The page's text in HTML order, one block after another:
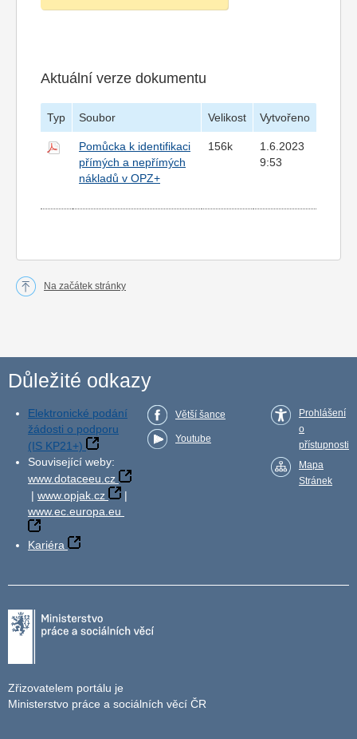
Aktuální verze dokumentu
Typ Soubor Velikost Vytvořeno
Pomůcka k identifikaci
přímých a nepřímých
nákladů v OPZ+
156k
1.6.2023
9:53
Na začátek stránky
Důležité odkazy
Elektronické podání
žádosti o podporu
(IS KP21+)
Související weby:
www.dotaceeu.cz
| www.opjak.cz
|
www.ec.europa.eu
Kariéra
Větší šance
Youtube
Prohlášení
o
přístupnosti
Mapa
Stránek
Zřizovatelem portálu je
Ministerstvo práce a sociálních věcí ČR